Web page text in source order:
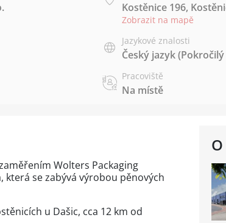
Kostěnice 196,
Zobrazit na mapě
Jazykové znalosti
Český jazyk(Pokročilý
Pracoviště
Na místě
Wolters Packaging
která se zabývá výrobou pěnových
u Dašic, cca 12 km od